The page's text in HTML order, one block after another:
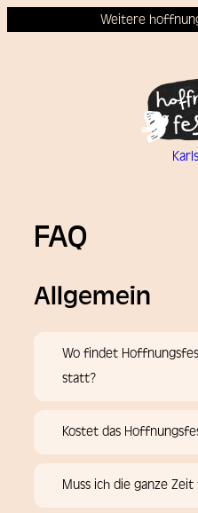
Weitere
FAQ
Allgemein
Wo findet
statt?
Kostet das
Muss ich die ganze